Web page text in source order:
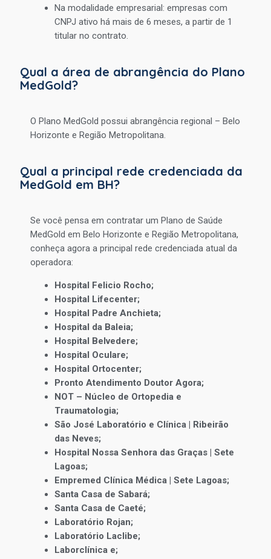
Na modalidade empresarial: empresas com
CNPJ ativo há mais de 6 meses, a partir de 1
titular no contrato.
Qual a área de abrangência do Plano
MedGold?
O Plano MedGold possui abrangência regional – Belo
Horizonte e Região Metropolitana.
Qual a principal rede credenciada da
MedGold em BH?
Se você pensa em contratar um Plano de Saúde
MedGold em Belo Horizonte e Região Metropolitana,
conheça agora a principal rede credenciada atual da
operadora:
Hospital Felicio Rocho;
Hospital Lifecenter;
Hospital Padre Anchieta;
Hospital da Baleia;
Hospital Belvedere;
Hospital Oculare;
Hospital Ortocenter;
Pronto Atendimento Doutor Agora;
NOT – Núcleo de Ortopedia e
Traumatologia;
São José Laboratório e Clínica | Ribeirão
das Neves;
Hospital Nossa Senhora das Graças | Sete
Lagoas;
Empremed Clínica Médica | Sete Lagoas;
Santa Casa de Sabará;
Santa Casa de Caeté;
Laboratório Rojan;
Laboratório Laclibe;
Laborclínica e;